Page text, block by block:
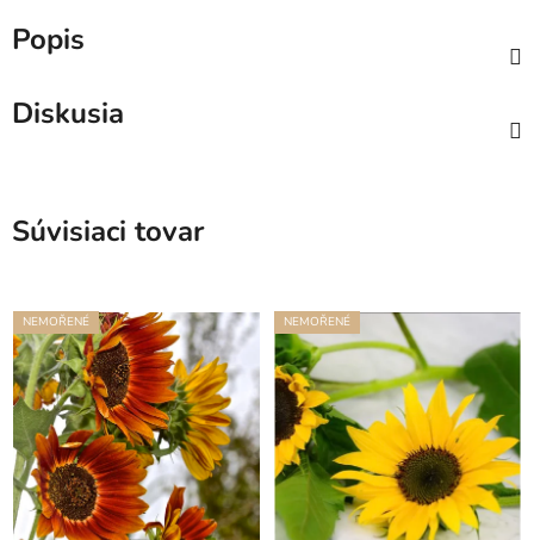
Popis
Diskusia
Súvisiaci tovar
NEMOŘENÉ NEMOŘENÉ